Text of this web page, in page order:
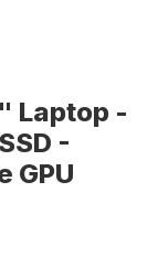
Laptop -
-
GPU